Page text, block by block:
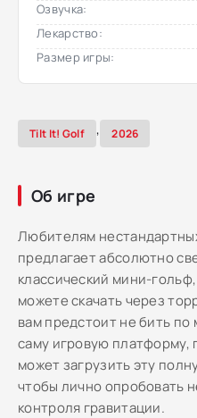
Озвучка:
Лекарство:
Размер игры:
Tilt It! Golf , 2026
Об игре
Любителям
предлагает абсолютно
классический мини-
можете скачать через
вам предстоит не бить по
саму игровую платформу,
может загрузить эту
чтобы лично опробовать
контроля гравитации.